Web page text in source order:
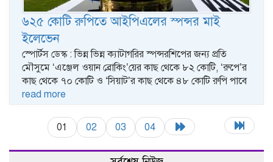
৬২৫ কোটি রুপিতে আইপিএলের স্পন্সর মাই
ইলেভেন
স্পোর্টস ডেস্ক : ভিন্ন ভিন্ন ক্যাটাগরির স্পন্সরশিপের জন্য প্রতি
মৌসুমে ‘এঞ্জেল ওয়ান ব্রোকিং’য়ের কাছ থেকে ৮২ কোটি, ‘রুপে’র
কাছ থেকে ৭০ কোটি ও ‘সিয়াট’র কাছ থেকে ৪৮ কোটি রুপি পাবে
read more
01 02 03 04